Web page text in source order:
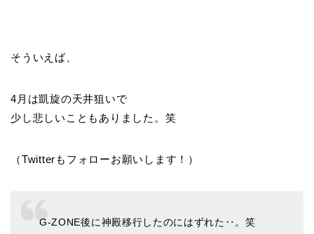
そういえば、
4月は凱旋の天井狙いで
少し悲しいこともありました。笑
（Twitterもフォローお願いします！）
G-ZONE後に神殿移行したのにはずれた‥。笑